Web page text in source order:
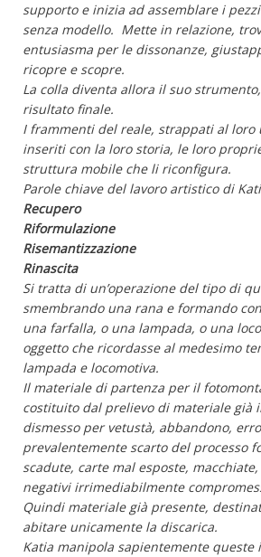
supporto e inizia ad assemblare i
senza modello. Mette in relazione,
entusiasma per le dissonanze,
ricopre e scopre.
La colla diventa allora il suo
risultato finale.
I frammenti del reale, strappati al loro
inseriti con la loro storia, le loro
struttura mobile che li riconfigura.
Parole chiave del lavoro artistico di
Recupero
Riformulazione
Risemantizzazione
Rinascita
Si tratta di un’operazione del tipo di
smembrando una rana e formando
una farfalla, o una lampada, o una
oggetto che ricordasse al medesimo
lampada e locomotiva.
Il materiale di partenza per il
costituito dal prelievo di materiale già
dismesso per vetustà, abbandono,
prevalentemente scarto del processo
scadute, carte mal esposte,
negativi irrimediabilmente
Quindi materiale già presente,
abitare unicamente la discarica.
Katia manipola sapientemente queste